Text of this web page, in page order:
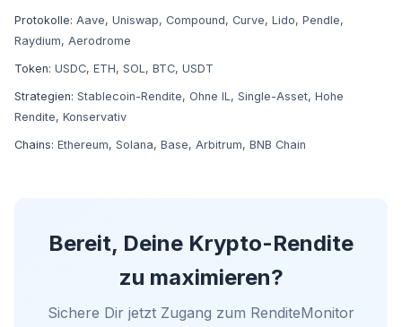
Protokolle: Aave, Uniswap, Compound, Curve, Lido, Pendle,
Raydium, Aerodrome
Token: USDC, ETH, SOL , BTC, USDT
Strategien: Stablecoin-Rendite, Ohne IL , Single-Asset, Hohe
Rendite, Konservativ
Chains: Ethereum, Solana, Base, Arbitrum, BNB Chain
Bereit, Deine Krypto-Rendite
zu maximieren?
Sichere Dir jetzt Zugang zum RenditeMonitor